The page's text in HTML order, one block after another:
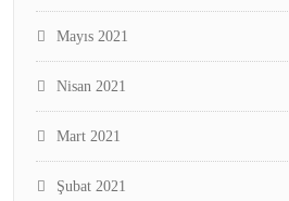
Mayıs 2021
Nisan 2021
Mart 2021
Şubat 2021